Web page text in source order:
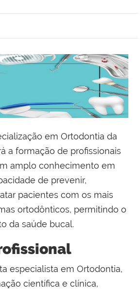
em Ortodontia da
a formação de profissionais
amplo conhecimento em
de prevenir,
pacientes com os mais
ortodônticos, permitindo o
da saúde bucal.
especialista em Ortodontia,
científica e clínica,